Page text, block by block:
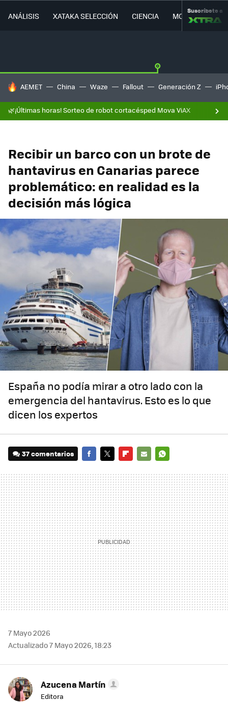
ANÁLISIS XATAKA SELECCIÓN CIENCIA MOVILIDAD
Suscríbete a
HOY SE HABLA DE
AEMET China Waze Fallout Generación Z
🌿¡Últimas horas! Sorteo de robot cortacésped Mova ViAX
Recibir un barco con un brote de
hantavirus en Canarias parece
problemático: en realidad es la
decisión más lógica
España no podía mirar a otro lado con la
emergencia del hantavirus. Esto es lo que
dicen los expertos
37 comentarios
MAIL
7 Mayo 2026
Actualizado 7 Mayo 2026, 18:23
Azucena Martín
Editora